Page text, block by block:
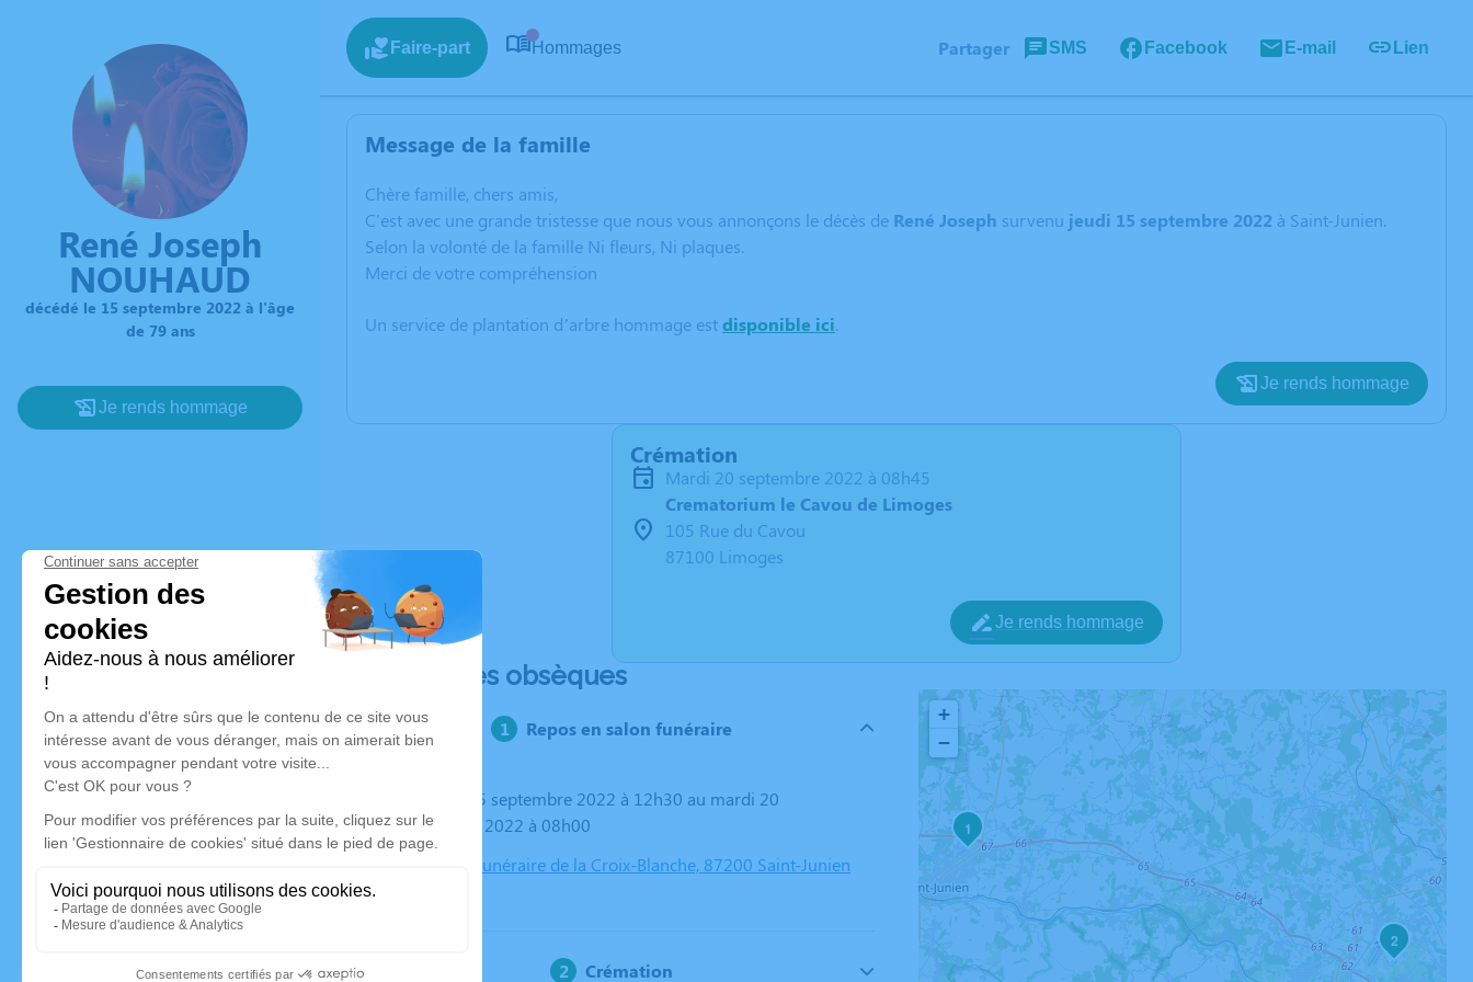
René Joseph
NOUHAUD
décédé le 15 septembre 2022 à l'âge
de 79 ans
Je rends hommage
Faire-part Hommages Partager SMS Facebook E-mail Lien
Message de la famille
Chère famille, chers amis,
C'est avec une grande tristesse que nous vous annonçons le décès de René Joseph survenu jeudi 15 septembre 2022 à Saint-Junien.
Selon la volonté de la famille Ni fleurs, Ni plaques.
Merci de votre compréhension
Un service de plantation d’arbre hommage estdisponible ici.
Je rends hommage
Crémation
mardi 20 septembre 2022 à 08h45
Crematorium le Cavou de Limoges
105 Rue du Cavou
87100 Limoges
Je rends hommage
Déroulé des obsèques
Repos en salon funéraire
septembre 2022 à 08h00
Chambre Funéraire de la Croix-Blanche, 87200 Saint-Junien
Crémation
1
2
+
−